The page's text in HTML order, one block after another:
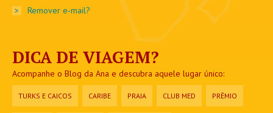
> Remover e-mail?
DICA DE VIAGEM?
Acompanhe o Blog da Ana e descubra aquele lugar único:
TURKS E CAICOS CARIBE PRAIA CLUB MED PRÊMIO